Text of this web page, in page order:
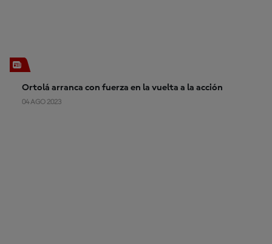
Ortolá arranca con fuerza en la vuelta a la acción
04 AGO 2023